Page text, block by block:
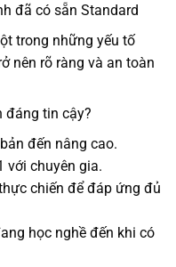
đã có sẵn Standard
trong những yếu tố
nên rõ ràng và an toàn
đáng tin cậy?
đến nâng cao.
với chuyên gia.
chiến để đáp ứng đủ
học nghề đến khi có